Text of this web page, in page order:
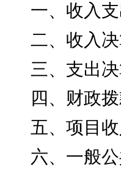
一、收入
二、收入
三、支出
四、财政
五、项目
六、一般